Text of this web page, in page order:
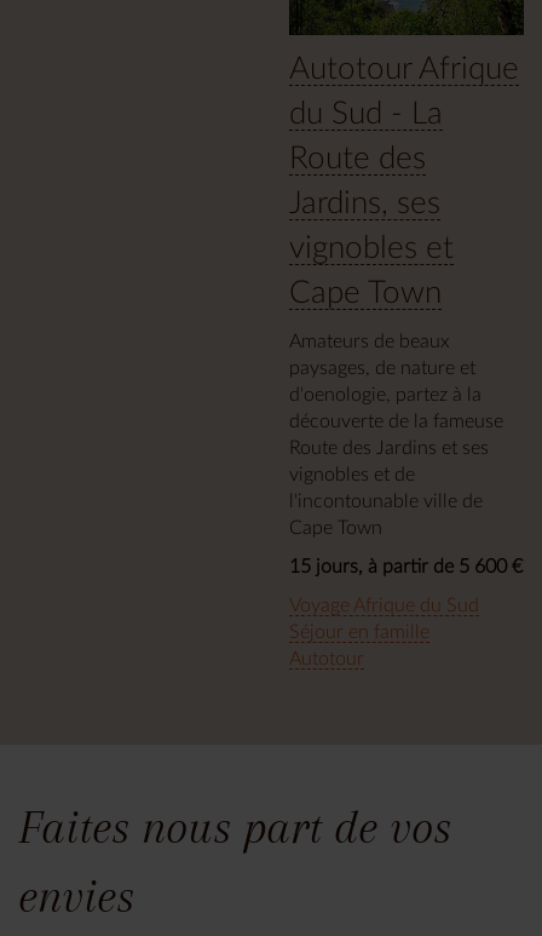
Autotour Afrique
du Sud - La
Route des
Jardins, ses
vignobles et
Cape Town
Amateurs de beaux
paysages, de nature et
d'oenologie, partez à la
découverte de la fameuse
Route des Jardins et ses
vignobles et de
l'incontounable ville de
Cape Town
15 jours, à partir de 5 600 €
Voyage Afrique du Sud
Séjour en famille
Autotour
Faites nous part de vos
envies